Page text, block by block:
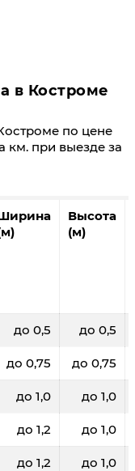
в Костроме
по цене
км. при выезде за
Высота
(м)
до 0,5 до 0,5
до 0,75 до 0,75
до 1,0 до 1,0
до 1,2 до 1,0
до 1,2 до 1,0